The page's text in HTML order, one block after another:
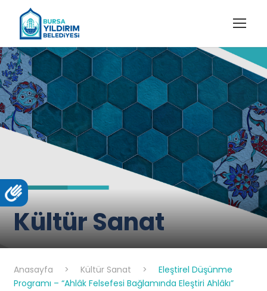
Kültür Sanat
Anasayfa > Kültür Sanat >
Eleştirel Düşünme
Programı – “Ahlâk Felsefesi Bağlamında Eleştiri Ahlâkı”